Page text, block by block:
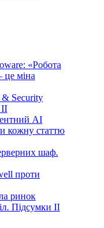
«Робота
це міна
Security
AI
кожну статтю
шаф.
проти
ринок
Підсумки ІІ